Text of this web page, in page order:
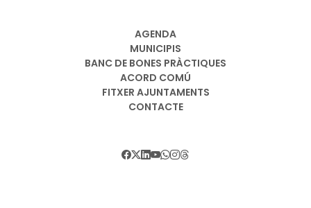
AGENDA
MUNICIPIS
BANC DE BONES PRÀCTIQUES
ACORD COMÚ
FITXER AJUNTAMENTS
CONTACTE